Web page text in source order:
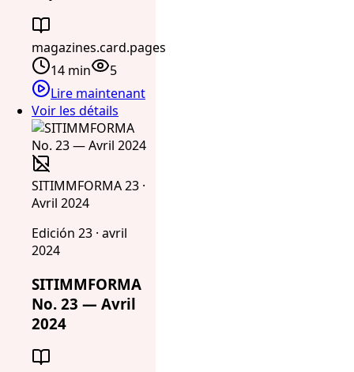
magazines.card.pages
14 min
5
Lire maintenant
Voir les détails
SITIMMFORMA 23 ·
Avril 2024
Edición 23 · avril
2024
SITIMMFORMA
No. 23 — Avril
2024